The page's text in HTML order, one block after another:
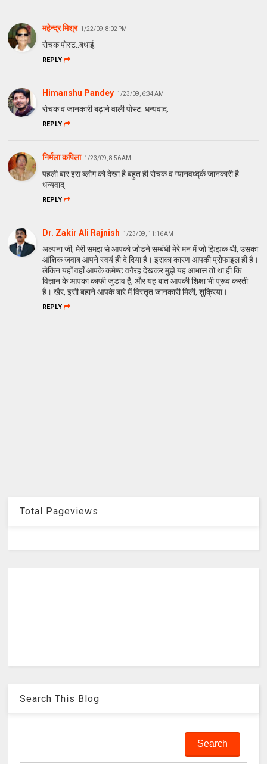
महेन्द्र मिश्र 1/22/09, 8:02 PM
रोचक पोस्ट..बधाई.
REPLY
Himanshu Pandey 1/23/09, 6:34 AM
रोचक व जानकारी बढ़ाने वाली पोस्ट. धन्यवाद.
REPLY
निर्मला कपिला 1/23/09, 8:56 AM
पहली बार इस ब्लोग को देखा है बहुत ही रोचक व ग्यानवर्ध्द्क जानकारी है
धन्यवाद्
REPLY
Dr. Zakir Ali Rajnish 1/23/09, 11:16 AM
अल्‍पना जी, मेरी समझ से आपको जोडने सम्‍बंधी मेरे मन में जो झिझक थी, उसका
आंशिक जवाब आपने स्‍वयं ही दे दिया है। इसका कारण आपकी प्रोफाइल ही है।
लेकिन यहॉं वहॉं आपके कमेण्‍ट वगैरह देखकर मुझे यह आभास तो था ही कि
विज्ञान के आपका काफी जुडाव है, और यह बात आपकी शिक्षा भी प्रूव करती
है। खैर, इसी बहाने आपके बारे में विस्‍तृत जानकारी मिली, शुक्रिया।
REPLY
Total Pageviews
Search This Blog